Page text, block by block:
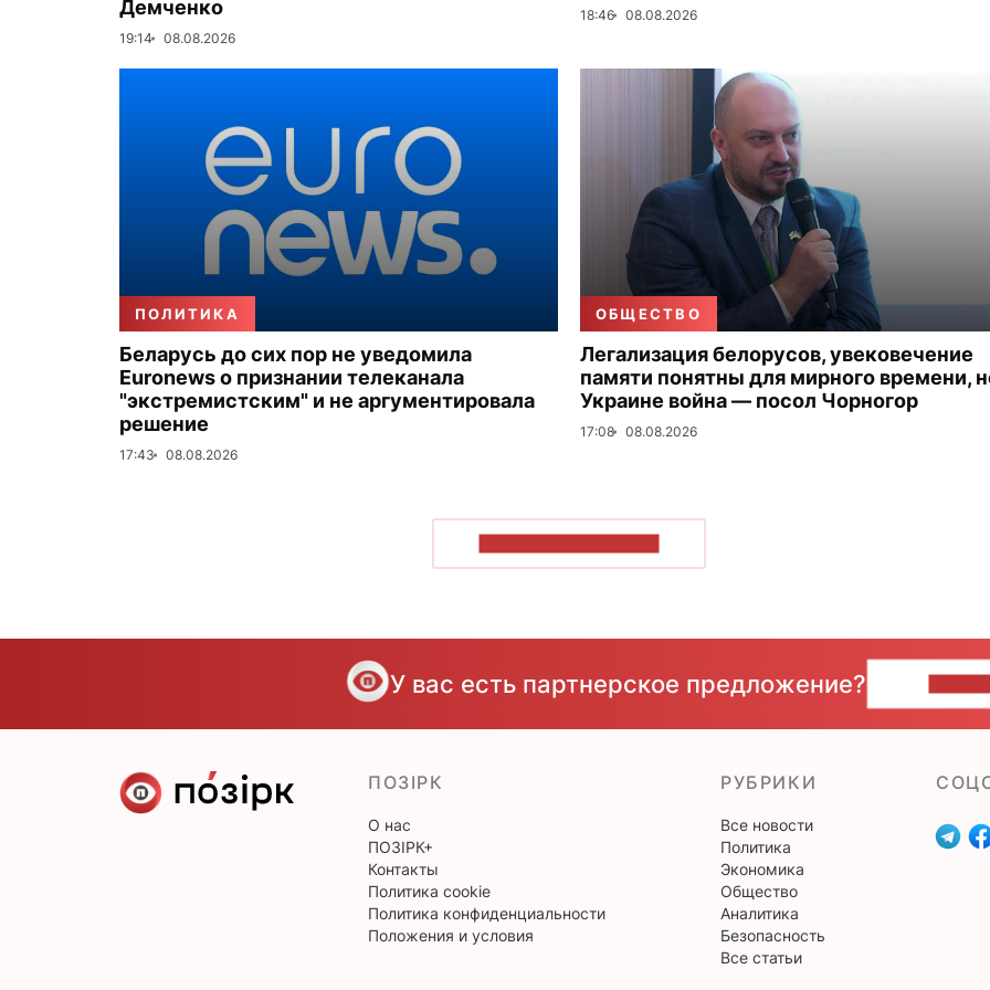
Демченко
19:14 08.08.2026
18:46 08.08.2026
ПОЛИТИКА
Беларусь до сих пор не уведомила
Euronews о признании телеканала
"экстремистским" и не аргументировала
решение
17:43 08.08.2026
ОБЩЕСТВО
Легализация белорусов, увековечение
памяти понятны для мирного времени,
Украине война — посол Чорногор
17:08 08.08.2026
У вас есть партнерское предложение?
ПОЗІРК
О нас
ПОЗІРК+
Контакты
Политика cookie
Политика конфиденциальности
Положения и условия
РУБРИКИ
Все новости
Политика
Экономика
Общество
Аналитика
Безопасность
Все статьи